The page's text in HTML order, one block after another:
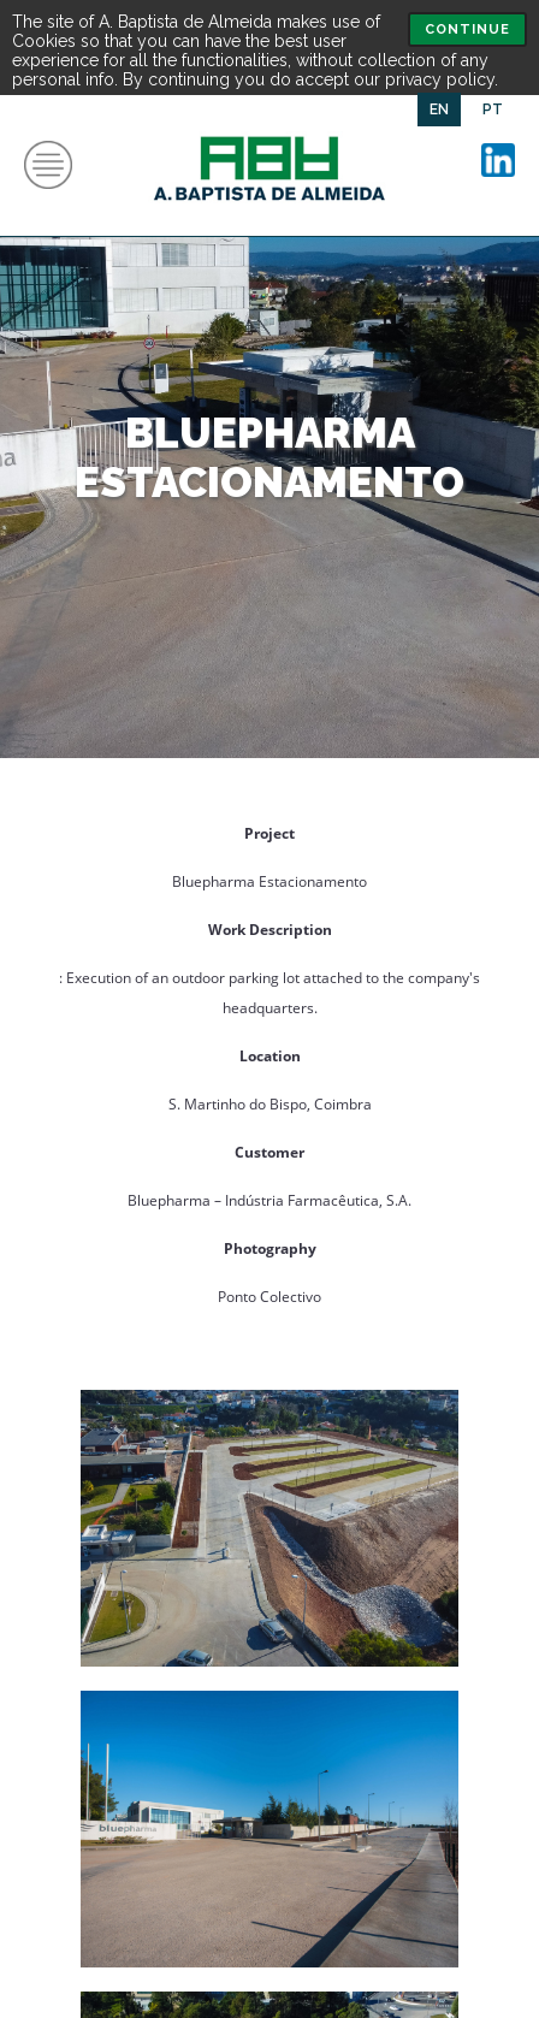
CONTINUE
The site of A. Baptista de Almeida makes use of
Cookies so that you can have the best user
experience for all the functionalities, without collection of any
personal info. By continuing you do accept our privacy policy.
EN PT
BLUEPHARMA
ESTACIONAMENTO
Project
Bluepharma Estacionamento
Work Description
: Execution of an outdoor parking lot attached to the company's
headquarters.
Location
S. Martinho do Bispo, Coimbra
Customer
Bluepharma – Indústria Farmacêutica, S.A.
Photography
Ponto Colectivo